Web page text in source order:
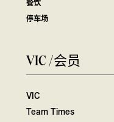
餐饮
停车场
VIC /会员
VIC
Team Times